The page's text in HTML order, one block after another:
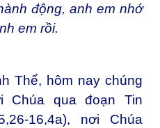
động, anh em nhớ
em rồi.
Thể, hôm nay chúng
Chúa qua đoạn Tin
16,4a), nơi Chúa